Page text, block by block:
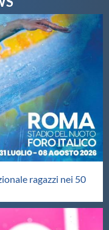
ragazzi nei 50